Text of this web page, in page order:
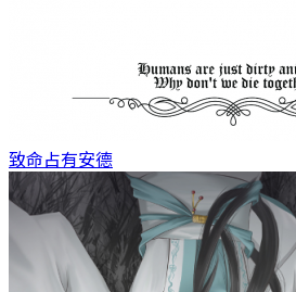
致命占有安德